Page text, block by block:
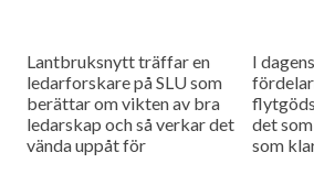
Lantbruksnytt träffar en
ledarforskare på SLU som
berättar om vikten av bra
ledarskap och så verkar det
vända uppåt för
I
det
som